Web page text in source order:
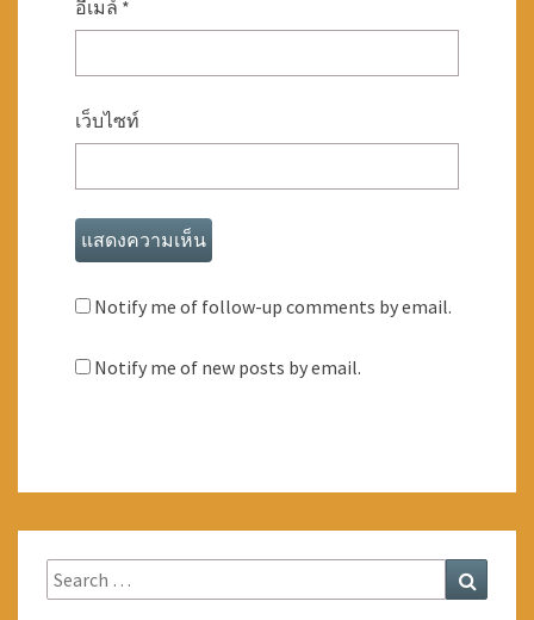
อีเมล์ *
เว็บไซท์
Notify me of follow-up comments by email.
Notify me of new posts by email.
Search
for: